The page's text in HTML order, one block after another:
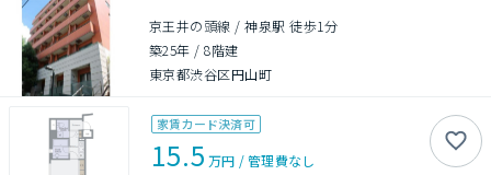
京王井の頭線 / 神泉駅 徒歩1分
築25年 /8階建
東京都渋谷区円山町
家賃カード決済可
15.5 万円 /管理費なし